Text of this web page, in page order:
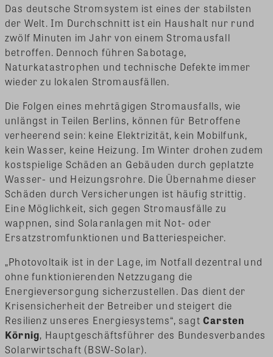
Das deutsche Stromsystem ist eines der stabilsten
der Welt. Im Durchschnitt ist ein Haushalt nur rund
zwölf Minuten im Jahr von einem Stromausfall
betroffen. Dennoch führen Sabotage,
Naturkatastrophen und technische Defekte immer
wieder zu lokalen Stromausfällen.
Die Folgen eines mehrtägigen Stromausfalls, wie
unlängst in Teilen Berlins, können für Betroffene
verheerend sein: keine Elektrizität, kein Mobilfunk,
kein Wasser, keine Heizung. Im Winter drohen zudem
kostspielige Schäden an Gebäuden durch geplatzte
Wasser- und Heizungsrohre. Die Übernahme dieser
Schäden durch Versicherungen ist häufig strittig.
Eine Möglichkeit, sich gegen Stromausfälle zu
wappnen, sind Solaranlagen mit Not- oder
Ersatzstromfunktionen und Batteriespeicher.
„Photovoltaik ist in der Lage, im Notfall dezentral und
ohne funktionierenden Netzzugang die
Energieversorgung sicherzustellen. Das dient der
Krisensicherheit der Betreiber und steigert die
Resilienz unseres Energiesystems“, sagtCarsten
Körnig, Hauptgeschäftsführer des Bundesverbandes
Solarwirtschaft (BSW-Solar).